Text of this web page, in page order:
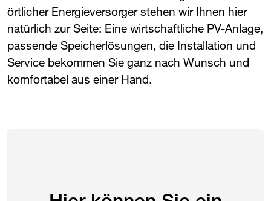
örtlicher Energieversorger stehen wir Ihnen hier
natürlich zur Seite: Eine wirtschaftliche PV-Anlage,
passende Speicherlösungen, die Installation und
Service bekommen Sie ganz nach Wunsch und
komfortabel aus einer Hand.